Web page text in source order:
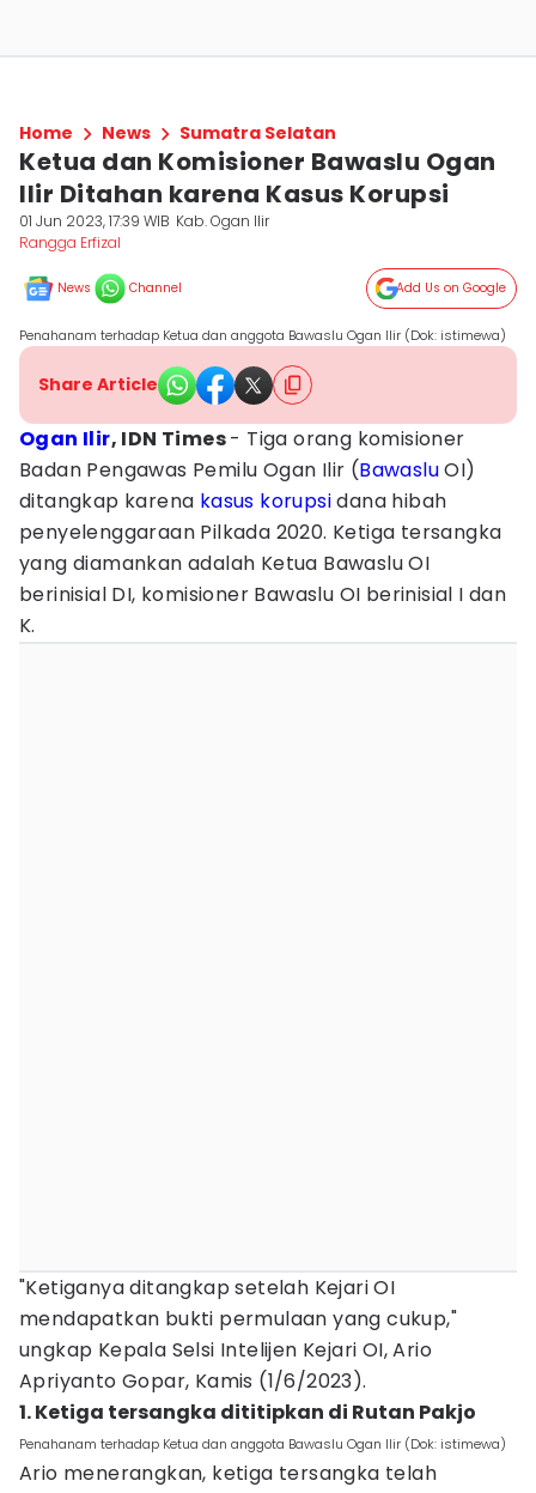
Home News Sumatra Selatan
Ketua dan Komisioner Bawaslu Ogan
Ilir Ditahan karena Kasus Korupsi
01 Jun 2023, 17:39 WIB Kab. Ogan Ilir
Rangga Erfizal
News Channel Add Us on Google
Penahanam terhadap Ketua dan anggota Bawaslu Ogan Ilir (Dok: istimewa)
Share Article
Ogan Ilir, IDN Times- Tiga orang komisioner
Badan Pengawas Pemilu Ogan Ilir (BawasluOI)
ditangkap karena kasus korupsidana hibah
penyelenggaraan Pilkada 2020. Ketiga tersangka
yang diamankan adalah Ketua Bawaslu OI
berinisial DI, komisioner Bawaslu OI berinisial I dan
K.
"Ketiganya ditangkap setelah Kejari OI
mendapatkan bukti permulaan yang cukup,"
ungkap Kepala Selsi Intelijen Kejari OI, Ario
Apriyanto Gopar, Kamis (1/6/2023).
1. Ketiga tersangka dititipkan di Rutan Pakjo
Penahanam terhadap Ketua dan anggota Bawaslu Ogan Ilir (Dok: istimewa)
Ario menerangkan, ketiga tersangka telah